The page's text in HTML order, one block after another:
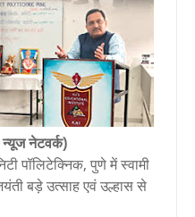
नेटवर्क)
पॉलिटेक्निक, पुणे में स्वामी
बड़े उत्साह एवं उल्हास से